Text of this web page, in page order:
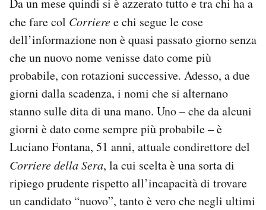
Da un mese quindi si è azzerato tutto e tra chi ha a
che fare col Corrieree chi segue le cose
dell’informazione non è quasi passato giorno senza
che un nuovo nome venisse dato come più
probabile, con rotazioni successive. Adesso, a due
giorni dalla scadenza, i nomi che si alternano
stanno sulle dita di una mano. Uno – che da alcuni
giorni è dato come sempre più probabile – è
Luciano Fontana, 51 anni, attuale condirettore del
Corriere della Sera, la cui scelta è una sorta di
ripiego prudente rispetto all’incapacità di trovare
un candidato “nuovo”, tanto è vero che negli ultimi